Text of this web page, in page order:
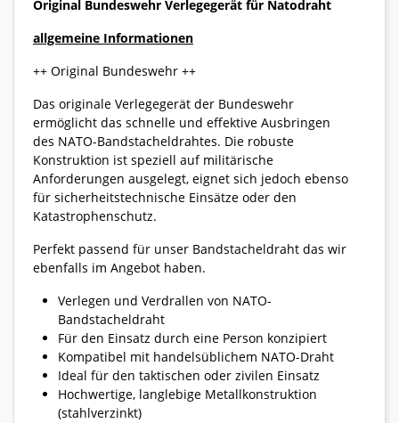
Original Bundeswehr Verlegegerät für Natodraht
allgemeine Informationen
++ Original Bundeswehr ++
Das originale Verlegegerät der Bundeswehr
ermöglicht das schnelle und effektive Ausbringen
des NATO-Bandstacheldrahtes. Die robuste
Konstruktion ist speziell auf militärische
Anforderungen ausgelegt, eignet sich jedoch ebenso
für sicherheitstechnische Einsätze oder den
Katastrophenschutz.
Perfekt passend für unser Bandstacheldraht das wir
ebenfalls im Angebot haben.
Verlegen und Verdrallen von NATO-
Bandstacheldraht
Für den Einsatz durch eine Person konzipiert
Kompatibel mit handelsüblichem NATO-Draht
Ideal für den taktischen oder zivilen Einsatz
Hochwertige, langlebige Metallkonstruktion
(stahlverzinkt)